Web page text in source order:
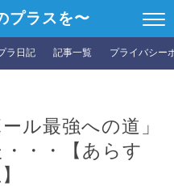
プラスを〜
ラ日記 記事一覧 プライバシー
ル最強への道」
・・【あらす